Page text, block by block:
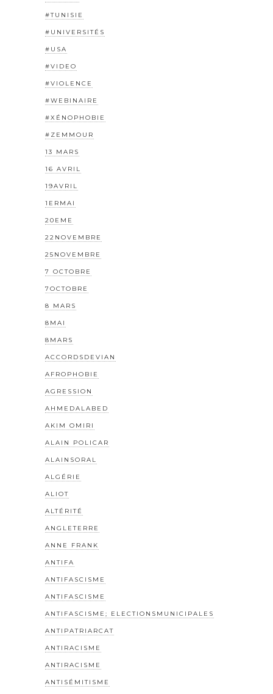
#TUNISIE
#UNIVERSITÉS
#USA
#VIDEO
#VIOLENCE
#WEBINAIRE
#XÉNOPHOBIE
#ZEMMOUR
13 MARS
16 AVRIL
19AVRIL
1ERMAI
20EME
22NOVEMBRE
25NOVEMBRE
7 OCTOBRE
7OCTOBRE
8 MARS
8MAI
8MARS
ACCORDSDEVIAN
AFROPHOBIE
AGRESSION
AHMEDALABED
AKIM OMIRI
ALAIN POLICAR
ALAINSORAL
ALGÉRIE
ALIOT
ALTÉRITÉ
ANGLETERRE
ANNE FRANK
ANTIFA
ANTIFASCISME
ANTIFASCISME
ANTIFASCISME; ELECTIONSMUNICIPALES
ANTIPATRIARCAT
ANTIRACISME
ANTIRACISME
ANTISÉMITISME